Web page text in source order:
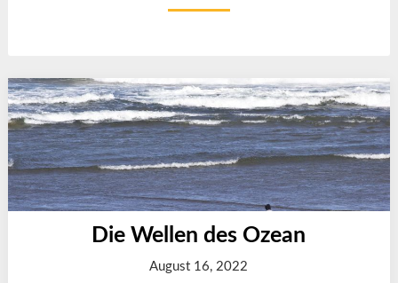
Die Wellen des Ozean
August 16, 2022